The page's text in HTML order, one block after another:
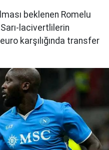
beklenen Romelu
lacivertlilerin
karşılığında transfer